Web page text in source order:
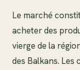
Le marché
acheter des
vierge de la
des Balkans. Les